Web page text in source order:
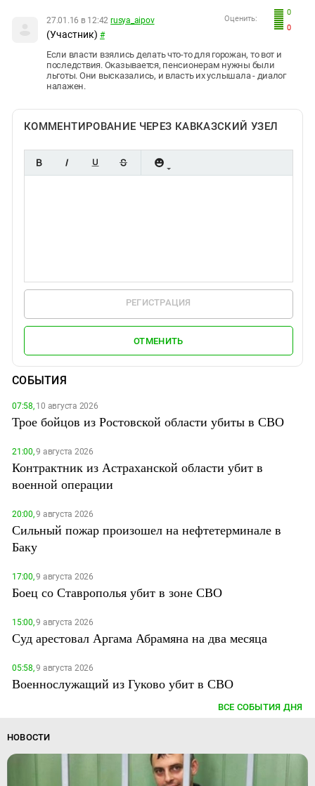
0
0
Оценить:
27.01.16 в 12:42 rusya_aipov
(Участник) #
Если власти взялись делать что-то для горожан, то вот и
последствия. Оказывается, пенсионерам нужны были
льготы. Они высказались, и власть их услышала - диалог
налажен.
КОММЕНТИРОВАНИЕ ЧЕРЕЗ КАВКАЗСКИЙ УЗЕЛ
РЕГИСТРАЦИЯ
ОТМЕНИТЬ
СОБЫТИЯ
07:58,10 августа 2026
Трое бойцов из Ростовской области убиты в СВО
21:00,9 августа 2026
Контрактник из Астраханской области убит в
военной операции
20:00,9 августа 2026
Сильный пожар произошел на нефтетерминале в
Баку
17:00,9 августа 2026
Боец со Ставрополья убит в зоне СВО
15:00,9 августа 2026
Суд арестовал Аргама Абрамяна на два месяца
05:58,9 августа 2026
Военнослужащий из Гуково убит в СВО
ВСЕ СОБЫТИЯ ДНЯ
НОВОСТИ